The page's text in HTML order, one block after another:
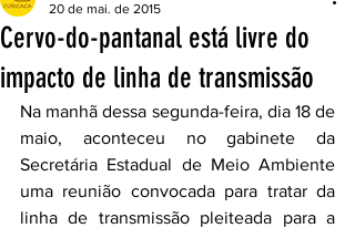
Cervo-do-pantanal está livre do
impacto de linha de transmissão
20 de mai. de 2015
Na manhã dessa segunda-feira, dia 18 de
maio, aconteceu no gabinete da
Secretária Estadual de Meio Ambiente
uma reunião convocada para tratar da
linha de transmissão pleiteada para a